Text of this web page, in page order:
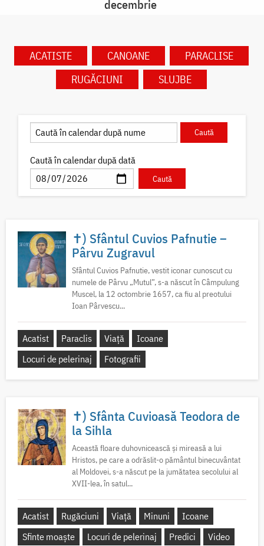
decembrie
ACATISTE CANOANE
PARACLISE
RUGĂCIUNI
SLUJBE
Caută în calendar după dată
✝) Sfântul Cuvios Pafnutie –
Pârvu Zugravul
Sfântul Cuvios Pafnutie, vestit iconar cunoscut cu
numele de Pârvu „Mutul”, s-a născut în Câmpulung
Muscel, la 12 octombrie 1657, ca fiu al preotului
Ioan Pârvescu...
Acatist Paraclis Viață
Icoane
Locuri de pelerinaj
Fotografii
✝) Sfânta Cuvioasă Teodora de
la Sihla
Această floare duhovnicească și mireasă a lui
Hristos, pe care a odrăslit-o pământul binecuvântat
al Moldovei, s-a născut pe la jumătatea secolului al
XVII-lea, în satul...
Acatist Rugăciuni Viață Minuni
Icoane
Sfinte moaște
Locuri de pelerinaj Predici
Video